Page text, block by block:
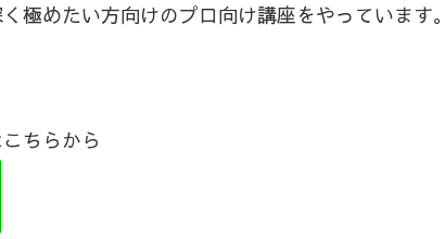
極めたい方向けのプロ向け講座をやっています。
ちらから